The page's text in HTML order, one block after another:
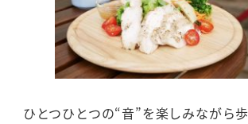
ひとつひとつの“音”を楽しみながら